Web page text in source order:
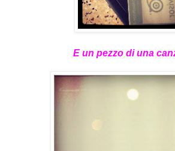
E un pezzo di una